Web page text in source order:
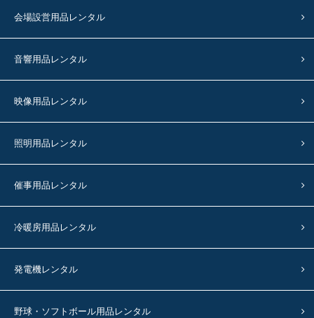
会場設営用品レンタル
音響用品レンタル
映像用品レンタル
照明用品レンタル
催事用品レンタル
冷暖房用品レンタル
発電機レンタル
野球・ソフトボール用品レンタル